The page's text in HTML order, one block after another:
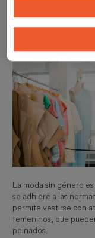
identidad, la pueda
muchas las personas
forma en la que se
La moda sin género
se adhiere a las
permite vestirse con
femeninos, que
peinados.